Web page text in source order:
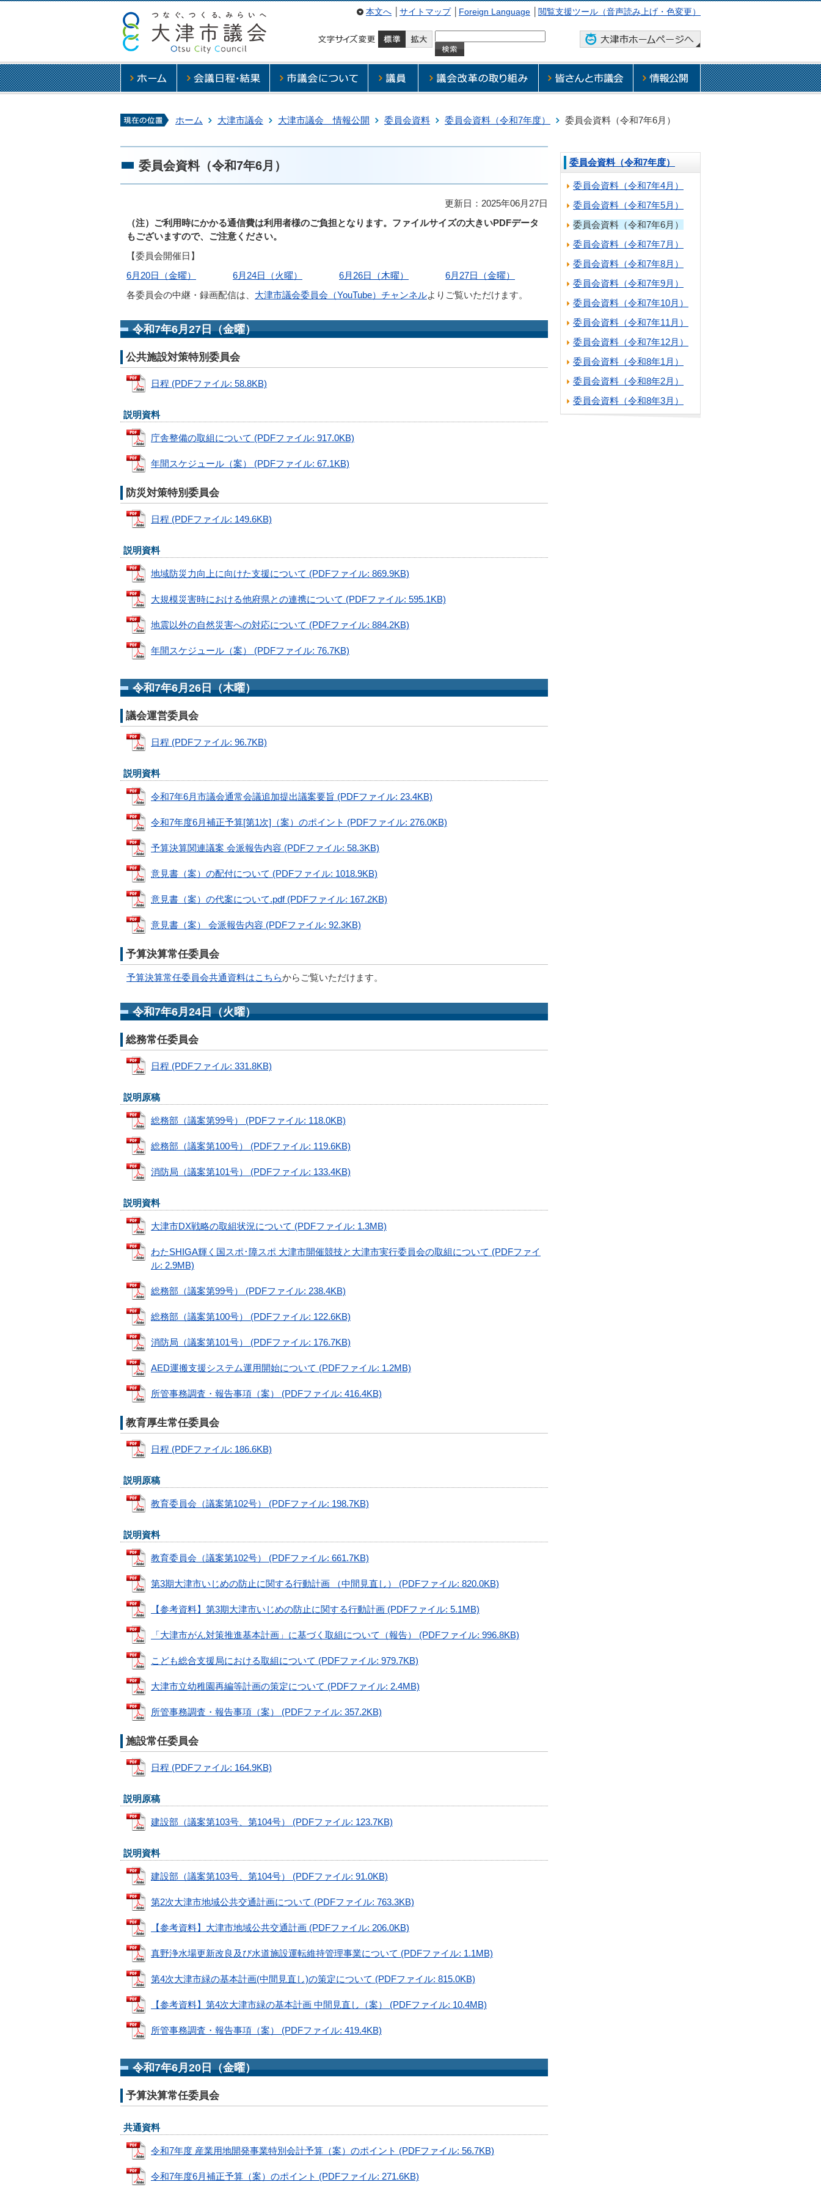
本文へ サイトマップ Foreign Language 閲覧支援ツール（音声読み上げ・色変更）
現在の位置 ホーム 大津市議会 大津市議会 情報公開 委員会資料 委員会資料（令和7年度） 委員会資料（令和7年6月）
委員会資料（令和7年6月）
更新日：2025年06月27日
（注）ご利用時にかかる通信費は利用者様のご負担となります。ファイルサイズの大きいPDFデータ
もございますので、ご注意ください。
【委員会開催日】
6月20日（金曜）
6月24日（火曜） 6月26日（木曜）
6月27日（金曜）
各委員会の中継・録画配信は、 大津市議会委員会（YouTube）チャンネルよりご覧いただけます。
令和7年6月27日（金曜）
公共施設対策特別委員会
日程 (PDFファイル: 58.8KB)
説明資料
庁舎整備の取組について (PDFファイル: 917.0KB)
年間スケジュール（案） (PDFファイル: 67.1KB)
防災対策特別委員会
日程 (PDFファイル: 149.6KB)
説明資料
地域防災力向上に向けた支援について (PDFファイル: 869.9KB)
大規模災害時における他府県との連携について (PDFファイル: 595.1KB)
地震以外の自然災害への対応について (PDFファイル: 884.2KB)
年間スケジュール（案） (PDFファイル: 76.7KB)
令和7年6月26日（木曜）
議会運営委員会
日程 (PDFファイル: 96.7KB)
説明資料
令和7年6月市議会通常会議追加提出議案要旨 (PDFファイル: 23.4KB)
令和7年度6月補正予算[第1次]（案）のポイント (PDFファイル: 276.0KB)
予算決算関連議案 会派報告内容 (PDFファイル: 58.3KB)
意見書（案）の配付について (PDFファイル: 1018.9KB)
意見書（案）の代案について.pdf (PDFファイル: 167.2KB)
意見書（案） 会派報告内容 (PDFファイル: 92.3KB)
予算決算常任委員会
予算決算常任委員会共通資料はこちらからご覧いただけます。
令和7年6月24日（火曜）
総務常任委員会
日程 (PDFファイル: 331.8KB)
説明原稿
総務部（議案第99号） (PDFファイル: 118.0KB)
総務部（議案第100号） (PDFファイル: 119.6KB)
消防局（議案第101号） (PDFファイル: 133.4KB)
説明資料
大津市DX戦略の取組状況について (PDFファイル: 1.3MB)
わたSHIGA輝く国スポ･障スポ 大津市開催競技と大津市実行委員会の取組について (PDFファイ
ル: 2.9MB)
総務部（議案第99号） (PDFファイル: 238.4KB)
総務部（議案第100号） (PDFファイル: 122.6KB)
消防局（議案第101号） (PDFファイル: 176.7KB)
AED運搬支援システム運用開始について (PDFファイル: 1.2MB)
所管事務調査・報告事項（案） (PDFファイル: 416.4KB)
教育厚生常任委員会
日程 (PDFファイル: 186.6KB)
説明原稿
教育委員会（議案第102号） (PDFファイル: 198.7KB)
説明資料
教育委員会（議案第102号） (PDFファイル: 661.7KB)
第3期大津市いじめの防止に関する行動計画 （中間見直し） (PDFファイル: 820.0KB)
【参考資料】第3期大津市いじめの防止に関する行動計画 (PDFファイル: 5.1MB)
「大津市がん対策推進基本計画」に基づく取組について（報告） (PDFファイル: 996.8KB)
こども総合支援局における取組について (PDFファイル: 979.7KB)
大津市立幼稚園再編等計画の策定について (PDFファイル: 2.4MB)
所管事務調査・報告事項（案） (PDFファイル: 357.2KB)
施設常任委員会
日程 (PDFファイル: 164.9KB)
説明原稿
建設部（議案第103号、第104号） (PDFファイル: 123.7KB)
説明資料
建設部（議案第103号、第104号） (PDFファイル: 91.0KB)
第2次大津市地域公共交通計画について (PDFファイル: 763.3KB)
【参考資料】大津市地域公共交通計画 (PDFファイル: 206.0KB)
真野浄水場更新改良及び水道施設運転維持管理事業について (PDFファイル: 1.1MB)
第4次大津市緑の基本計画(中間見直し)の策定について (PDFファイル: 815.0KB)
【参考資料】第4次大津市緑の基本計画 中間見直し（案） (PDFファイル: 10.4MB)
所管事務調査・報告事項（案） (PDFファイル: 419.4KB)
令和7年6月20日（金曜）
予算決算常任委員会
共通資料
令和7年度 産業用地開発事業特別会計予算（案）のポイント (PDFファイル: 56.7KB)
令和7年度6月補正予算（案）のポイント (PDFファイル: 271.6KB)
委員会資料（令和7年度）
委員会資料（令和7年4月）
委員会資料（令和7年5月）
委員会資料（令和7年6月）
委員会資料（令和7年7月）
委員会資料（令和7年8月）
委員会資料（令和7年9月）
委員会資料（令和7年10月）
委員会資料（令和7年11月）
委員会資料（令和7年12月）
委員会資料（令和8年1月）
委員会資料（令和8年2月）
委員会資料（令和8年3月）